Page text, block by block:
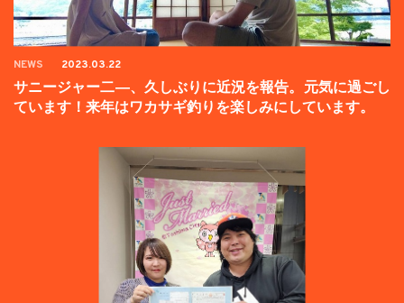
NEWS 2023.03.22
サニージャー二―、久しぶりに近況を報告。元気に過ごし
ています！来年はワカサギ釣りを楽しみにしています。